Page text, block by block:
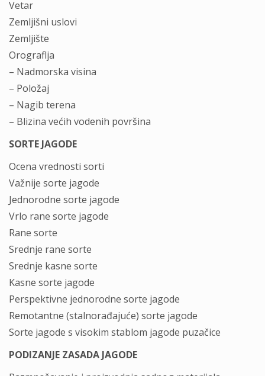
Vetar
Zemljišni uslovi
Zemljište
Orograflja
– Nadmorska visina
– Položaj
– Nagib terena
– Blizina većih vodenih površina
SORTE JAGODE
Ocena vrednosti sorti
Važnije sorte jagode
Jednorodne sorte jagode
Vrlo rane sorte jagode
Rane sorte
Srednje rane sorte
Srednje kasne sorte
Kasne sorte jagode
Perspektivne jednorodne sorte jagode
Remotantne (stalnorađajuće) sorte jagode
Sorte jagode s visokim stablom jagode puzačice
PODIZANJE ZASADA JAGODE